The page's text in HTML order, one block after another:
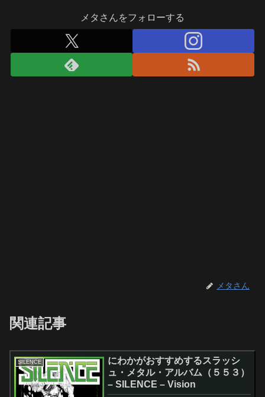
メタさんをフォローする
メタさん
関連記事
SILENCE
にわかがおすすめするスラッシ
ュ・メタル・アルバム（５５３）
– SILENCE – Vision